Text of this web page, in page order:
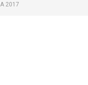
2017